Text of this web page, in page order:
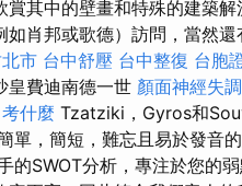
賞其中的壁畫和特殊的建築
如肖邦或歌德）訪問，當然
市 台中舒壓 台中整復 台胞
皇費迪南德一世 顏面神經失
什麼 Tzatziki，Gyros和
單，簡短，難忘且易於發音
的SWOT分析，專注於您的